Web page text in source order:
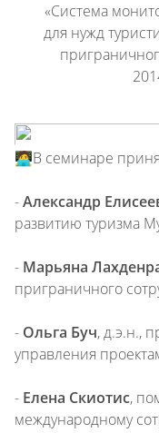
«Система
для нужд
🧑‍💻В семинаре
-Александр
развитию туризма
- Марьяна
приграничного
- Ольга Буч, д.э.н.,
управления
- Елена Скиотис,
международному